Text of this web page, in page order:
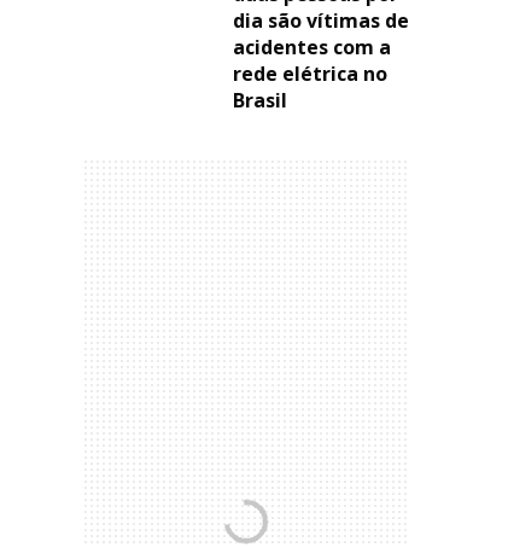
dia são vítimas de
acidentes com a
rede elétrica no
Brasil